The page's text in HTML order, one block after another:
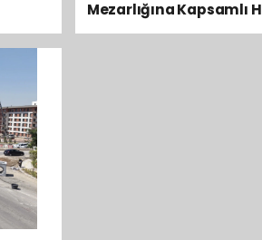
Mezarlığına Kapsamlı